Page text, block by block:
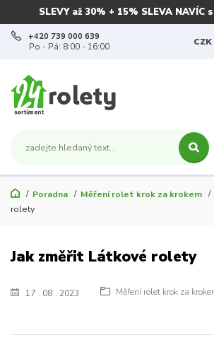
SLEVY až 30% + 15% SLEVA NAVÍC
CZK
+420 739 000 639
Po - Pá: 8:00 - 16:00
Poradna Měření rolet krok za krokem
rolety
17 08 2023 Měření rolet krok za
Jak změřit Látkové rolety